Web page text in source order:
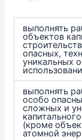
выполнять
объектов
опасных,
уникальных
выполнять
особо
сложных и
(кроме
атомной